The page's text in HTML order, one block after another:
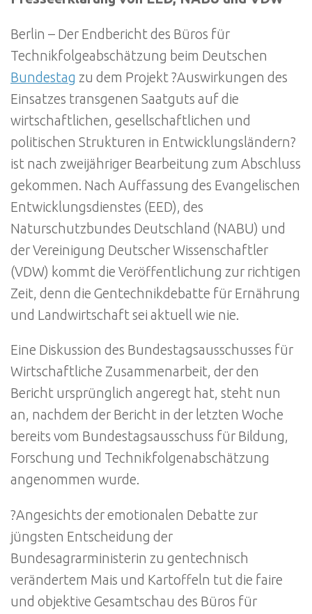
Berlin – Der Endbericht des Büros für
Technikfolgeabschätzung beim Deutschen
Bundestag zu dem Projekt ?Auswirkungen des
Einsatzes transgenen Saatguts auf die
wirtschaftlichen, gesellschaftlichen und
politischen Strukturen in Entwicklungsländern?
ist nach zweijähriger Bearbeitung zum Abschluss
gekommen. Nach Auffassung des Evangelischen
Entwicklungsdienstes (EED), des
Naturschutzbundes Deutschland (NABU) und
der Vereinigung Deutscher Wissenschaftler
(VDW) kommt die Veröffentlichung zur richtigen
Zeit, denn die Gentechnikdebatte für Ernährung
und Landwirtschaft sei aktuell wie nie.
Eine Diskussion des Bundestagsausschusses für
Wirtschaftliche Zusammenarbeit, der den
Bericht ursprünglich angeregt hat, steht nun
an, nachdem der Bericht in der letzten Woche
bereits vom Bundestagsausschuss für Bildung,
Forschung und Technikfolgenabschätzung
angenommen wurde.
?Angesichts der emotionalen Debatte zur
jüngsten Entscheidung der
Bundesagrarministerin zu gentechnisch
verändertem Mais und Kartoffeln tut die faire
und objektive Gesamtschau des Büros für